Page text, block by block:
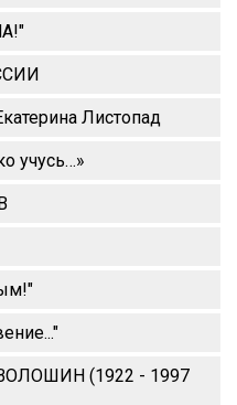
Листопад
учусь…»
(1922 - 1997